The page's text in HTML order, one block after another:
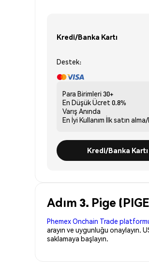
Kredi/Banka Kartı
Destek:
Para Birimleri 30+
En Düşük Ücret 0.8%
Varış Anında
En İyi Kullanım İlk satın
Kredi/Banka Kartı
Adım 3. Pige
Phemex Onchain Trade
arayın ve uygunluğu onaylayın.
saklamaya başlayın.